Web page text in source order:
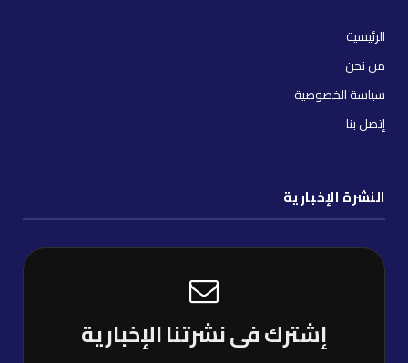
الرئيسية
من نحن
سياسة الخصوصية
إتصل بنا
النشرة الإخبارية
إشترك فى نشرتنا الإخبارية